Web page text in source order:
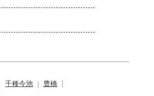
千種今池
豊橋